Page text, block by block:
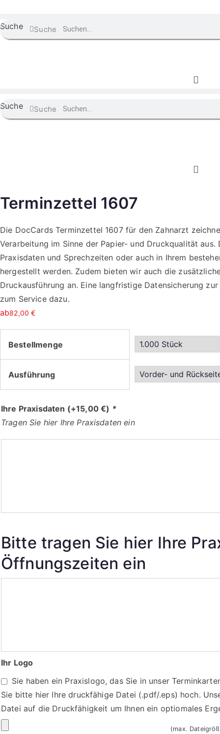
Suche Suche
Suche Suche
Terminzettel 1607
Die DocCards Terminzettel 1607 für den Zahnarzt
Verarbeitung im Sinne der Papier- und Druckqualität
Praxisdaten und Sprechzeiten oder auch in Ihrem
hergestellt werden. Zudem bieten wir auch die
Druckausführung an. Eine langfristige Datensicherung
zum Service dazu.
ab82,00€
Bestellmenge
Ausführung
Ihre Praxisdaten (+15,00€) *
Tragen Sie hier Ihre Praxisdaten ein
Bitte tragen Sie hier Ihre
Öffnungszeiten ein
Praxisdaten/
Öffnungszeiten
ein
Ihr Logo
Sie haben ein Praxislogo, das Sie in unser
Sie bitte hier Ihre druckfähige Datei (.pdf/.eps) hoch.
Datei auf die Druckfähigkeit um Ihnen ein optiomales
(max.